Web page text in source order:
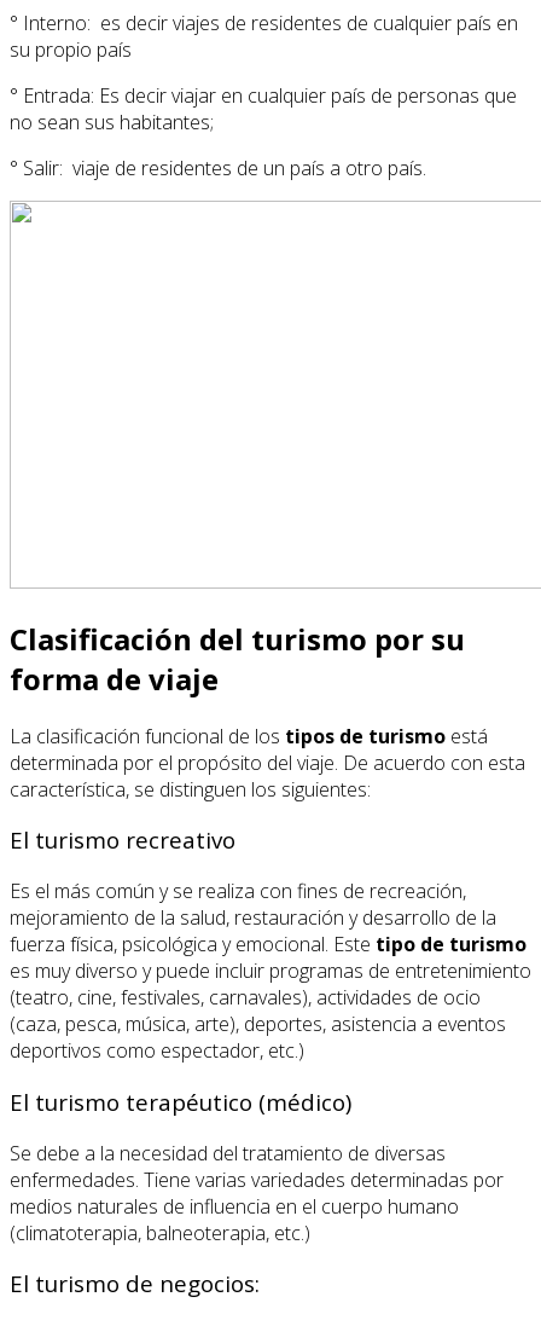
° Interno: es decir viajes de residentes de cualquier país en
su propio país
° Entrada: Es decir viajar en cualquier país de personas que
no sean sus habitantes;
° Salir: viaje de residentes de un país a otro país.
Clasificación del turismo por su
forma de viaje
La clasificación funcional de los tipos de turismo está
determinada por el propósito del viaje. De acuerdo con esta
característica, se distinguen los siguientes:
El turismo recreativo
Es el más común y se realiza con fines de recreación,
mejoramiento de la salud, restauración y desarrollo de la
fuerza física, psicológica y emocional. Este tipo de turismo
es muy diverso y puede incluir programas de entretenimiento
(teatro, cine, festivales, carnavales), actividades de ocio
(caza, pesca, música, arte), deportes, asistencia a eventos
deportivos como espectador, etc.)
El turismo terapéutico (médico)
Se debe a la necesidad del tratamiento de diversas
enfermedades. Tiene varias variedades determinadas por
medios naturales de influencia en el cuerpo humano
(climatoterapia, balneoterapia, etc.)
El turismo de negocios: